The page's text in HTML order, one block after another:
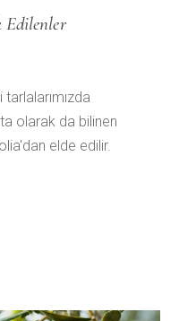
Edilenler
olarak da bilinen
elde edilir.